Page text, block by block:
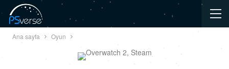
Ana sayfa Oyun